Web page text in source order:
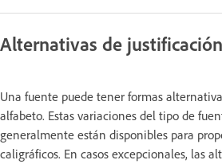
Alternativas de justificación
Una fuente puede tener formas
alfabeto. Estas variaciones del tipo de
generalmente están disponibles para
caligráficos. En casos excepcionales, las